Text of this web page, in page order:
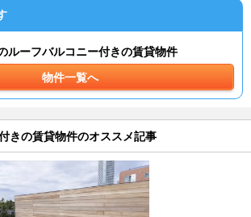
ルーフバルコニー付きの賃貸物件
物件一覧へ
きの賃貸物件のオススメ記事